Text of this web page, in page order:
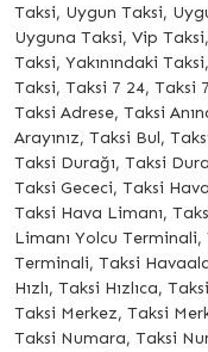
Taksi, Uygun Taksi,
Uyguna Taksi, Vip
Taksi, Yakınındaki
Taksi, Taksi 7 24, Taksi
Taksi Adrese, Taksi
Arayınız, Taksi Bul,
Taksi Durağı, Taksi
Taksi Gececi, Taksi
Taksi Hava Limanı,
Limanı Yolcu
Terminali, Taksi
Hızlı, Taksi Hızlıca,
Taksi Merkez, Taksi
Taksi Numara, Taksi